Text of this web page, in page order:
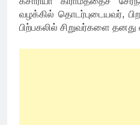
வழக்கில் தொடர்புடையவர்,
பிற்பகலில் சிறுவர்களை